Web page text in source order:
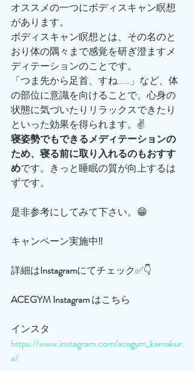
オススメの一つにボディスキャン瞑想
があります。
ボディスキャン瞑想とは、その名のと
おり体の隅々まで感覚を研ぎ澄ますメ
ディテーションのことです。
「つま先から足首、すね……」など、体
の部位に意識を向けることで、心身の
状態に気づいたりリラックスできたり
といった効果を得られます。✌️
寝姿勢でもできるメディテーションの
ため、寝る前に取り入れるのもおすす
めです。きっと睡眠の質が向上するは
ずです。
是非参考にしてみて下さい。😁
キャンペーン実施中‼️
詳細はInstagramにてチェック✅👇
ACEGYMInstagram はこちら
インスタ
https://www.instagram.com/acegym_kamakur
a/